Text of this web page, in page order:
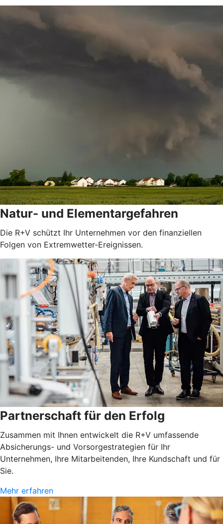
Natur- und Elementargefahren
Die R+V schützt Ihr Unternehmen vor den finanziellen
Folgen von Extremwetter-Ereignissen.
Partnerschaft für den Erfolg
Zusammen mit Ihnen entwickelt die R+V umfassende
Absicherungs- und Vorsorgestrategien für Ihr
Unternehmen, Ihre Mitarbeitenden, Ihre Kundschaft und für
Sie.
Mehr erfahren